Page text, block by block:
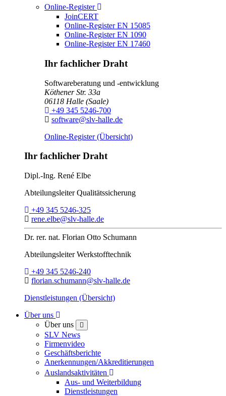
Online-Register Toggle Dropdown
JoinCERT
Online-Register EN 15085
Online-Register EN 1090
Online-Register EN 17460
Ihr fachlicher Draht
Softwareberatung und -entwicklung
Köthener Str. 33a
06118 Halle (Saale)
Telefon:
+49 345 5246-700
E-Mail:
software@slv-halle.de
Online-Register (Übersicht)
Ihr fachlicher Draht
Dipl.-Ing. René Elbe
AbteilungsleiterQualitätssicherung
Telefon:
+49 345 5246-325
E-Mail:
rene.elbe@slv-halle.de
Dr. rer. nat. Florian Otto Schumann
AbteilungsleiterWerkstofftechnik
Telefon:
+49 345 5246-240
E-Mail:
florian.schumann@slv-halle.de
Dienstleistungen (Übersicht)
Über uns
Über uns
SLV News
Firmenvideo
Geschäftsberichte
Anerkennungen/Akkreditierungen
Auslandsaktivitäten Toggle Dropdown
Aus- und Weiterbildung
Dienstleistungen